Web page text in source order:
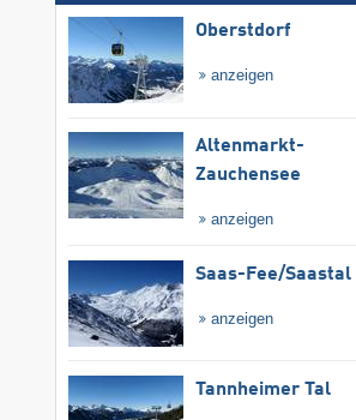
Oberstdorf
anzeigen
Altenmarkt-
Zauchensee
anzeigen
Saas-Fee/​Saastal
anzeigen
Tannheimer Tal